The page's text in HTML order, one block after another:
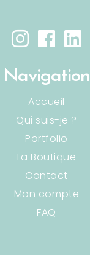
Navigation
Accueil
Qui suis-je ?
Portfolio
La Boutique
Contact
Mon compte
FAQ